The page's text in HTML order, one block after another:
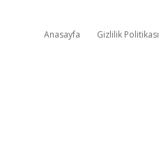
Anasayfa Gizlilik Politikası